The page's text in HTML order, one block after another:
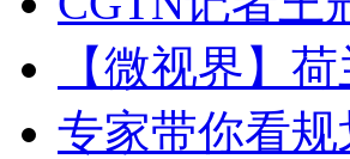
【微视界】
专家带你看